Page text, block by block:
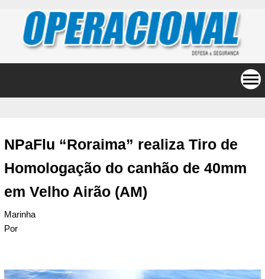
NPaFlu “Roraima” realiza Tiro de
Homologação do canhão de 40mm
em Velho Airão (AM)
Marinha
Por